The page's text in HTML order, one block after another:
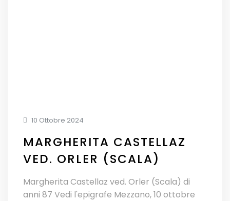
10 Ottobre 2024
MARGHERITA CASTELLAZ
VED. ORLER (SCALA)
Margherita Castellaz ved. Orler (Scala) di
anni 87 Vedi l'epigrafe Mezzano, 10 ottobre